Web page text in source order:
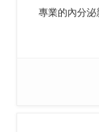
專業的內分